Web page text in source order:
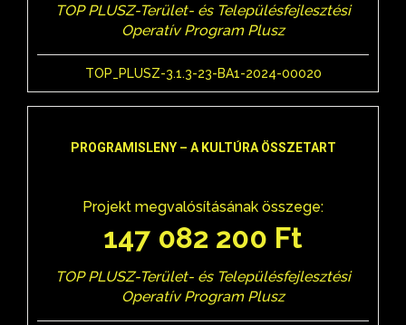
TOP PLUSZ-Terület- és Településfejlesztési
Operatív Program Plusz
TOP_PLUSZ-3.1.3-23-BA1-2024-00020
PROGRAMISLENY – A KULTÚRA ÖSSZETART
Projekt megvalósításának összege:
147 082 200 Ft
TOP PLUSZ-Terület- és Településfejlesztési
Operatív Program Plusz